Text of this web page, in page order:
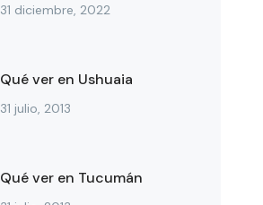
31 diciembre, 2022
Qué ver en Ushuaia
31 julio, 2013
Qué ver en Tucumán